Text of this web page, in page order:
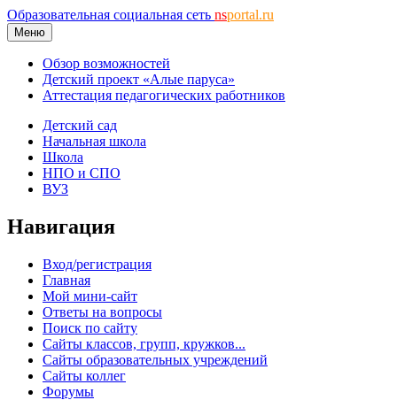
Образовательная социальная сеть nsportal.ru
Меню
Обзор возможностей
Детский проект «Алые паруса»
Аттестация педагогических работников
Детский сад
Начальная школа
Школа
НПО и СПО
ВУЗ
Навигация
Вход/регистрация
Главная
Мой мини-сайт
Ответы на вопросы
Поиск по сайту
Сайты классов, групп, кружков...
Сайты образовательных учреждений
Сайты коллег
Форумы